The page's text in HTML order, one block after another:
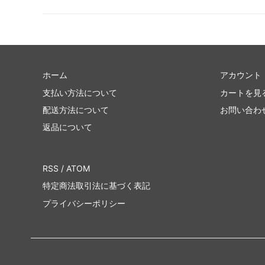
ホーム
支払い方法について
配送方法について
返品について
アカウント
カートを見
お問い合わ
RSS / ATOM
特定商法取引法に基づく表記
プライバシーポリシー